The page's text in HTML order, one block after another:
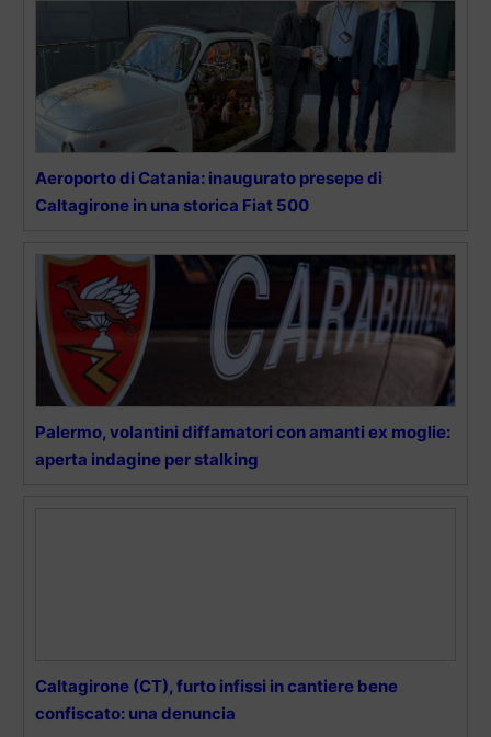
Aeroporto di Catania: inaugurato presepe di
Caltagirone in una storica Fiat 500
Palermo, volantini diffamatori con amanti ex moglie:
aperta indagine per stalking
Caltagirone (CT), furto infissi in cantiere bene
confiscato: una denuncia